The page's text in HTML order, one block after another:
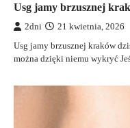
Usg jamy brzusznej
2dni 21 kwietnia, 2026
Usg jamy brzusznej kraków
można dzięki niemu wykryć